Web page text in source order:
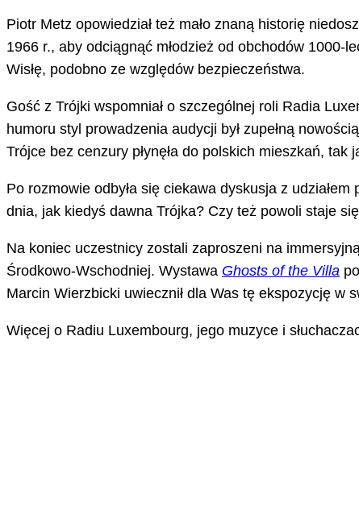
Piotr Metz opowiedział też mało znaną historię
1966 r., aby odciągnąć młodzież od obchodów 1000-
Wisłę, podobno ze względów bezpieczeństwa.
Gość z Trójki wspomniał o szczególnej roli Radia
humoru styl prowadzenia audycji był zupełną
Trójce bez cenzury płynęła do polskich mieszkań,
Po rozmowie odbyła się ciekawa dyskusja z
dnia, jak kiedyś dawna Trójka? Czy też powoli staje
Na koniec uczestnicy zostali zaproszeni na
Środkowo-Wschodniej. Wystawa Ghosts of the Villa
Marcin Wierzbicki uwiecznił dla Was tę ekspozycję w
Więcej o Radiu Luxembourg, jego muzyce i